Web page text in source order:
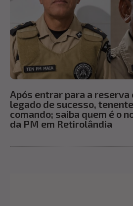
Após entrar para a reserva
legado de sucesso,
comando; saiba quem é o
da PM em Retirolândia